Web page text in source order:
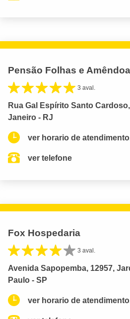
Pensão Folhas e
3 aval.
Rua Gal Espírito Santo
Janeiro - RJ
ver horario de
ver telefone
Fox Hospedaria
3 aval.
Avenida Sapopemba, 12957,
Paulo - SP
ver horario de